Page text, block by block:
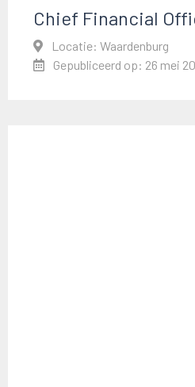
Chief Financial
Locatie: Waardenburg
Gepubliceerd op: 26 mei